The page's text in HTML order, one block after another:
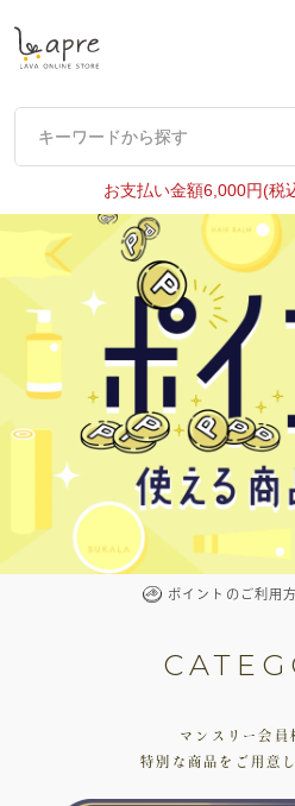
キーワードから探す
キーワードから探す
お支払い金額6,000円(税
ポイントのご利用
マンスリー会員
特別な商品をご用意